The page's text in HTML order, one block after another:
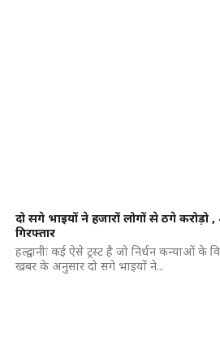
दो सगे भाइयों ने हजारों लोगों से ठगे करोड़ो
गिरफ्तार
हल्द्वानीः कई ऐसे ट्रस्ट है जो निर्धन कन्याओं के
खबर के अनुसार दो सगे भाइयों ने...